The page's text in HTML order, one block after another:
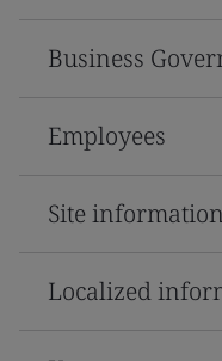
Business
Employees
Site information
Localized